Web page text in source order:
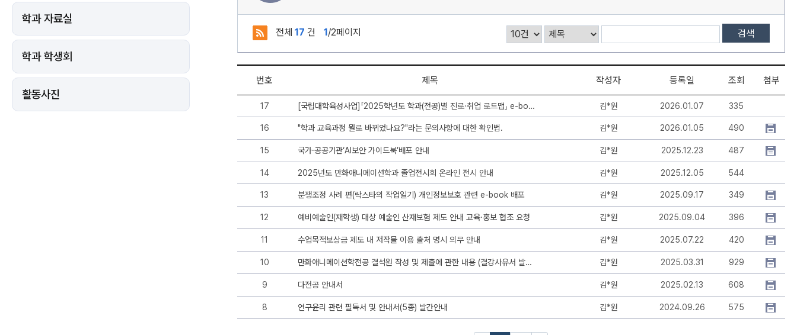
학과 자료실
학과 학생회
활동사진
전체 17 건 1/2페이지 검색
번호 제목 작성자 등록일 조회 첨부
17 [국립대학육성사업]「2025학년도 학과(전공)별 진로·취업 로드맵」 e-book 링크 안내 및 로드맵 활용 협조 김*원 2026.01.07 335
16 "학과 교육과정 뭘로 바뀌었나요?"라는 문의사항에 대한 확인법. 김*원 2026.01.05 490
15 국가·공공기관‘AI보안 가이드북’배포 안내 김*원 2025.12.23 487
14 2025년도 만화애니메이션학과 졸업전시회 온라인 전시 안내 김*원 2025.12.05 544
13 분쟁조정 사례 편(락스타의 작업일기) 개인정보보호 관련 e-book 배포 김*원 2025.09.17 349
12 예비예술인(재학생) 대상 예술인 산재보험 제도 안내 교육·홍보 협조 요청 김*원 2025.09.04 396
11 수업목적보상금 제도 내 저작물 이용 출처 명시 의무 안내 김*원 2025.07.22 420
10 만화애니메이션학전공 결석원 작성 및 제출에 관한 내용 (결강사유서 발급 기준) 김*원 2025.03.31 929
9 다전공 안내서 김*원 2025.02.13 608
8 연구윤리 관련 필독서 및 안내서(5종) 발간안내 김*원 2024.09.26 575